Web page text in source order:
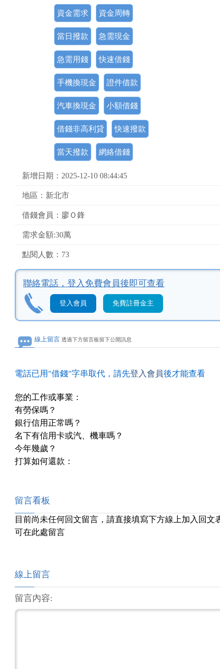
資金需求 資金周轉
當日撥款 急需現金
急需用錢 快速借錢
手機換現金 證件借款
汽車換現金 小額借錢
借錢非高利貸 快速撥款
當天撥款 網絡借錢
新增日期：2025-12-10 08:44:45
地區：新北市
借錢會員：廖Ｏ鋒
需求金額:30萬
點閱人數：73
聯絡電話， 登入免費會員後即可查看
登入會員 免費註冊金主
線上留言 透過下方留言板留下公開訊息
電話已用"借錢"字串取代，請先登入會員後才能查看
您的工作或事業：
有勞保嗎？
銀行信用正常嗎？
名下有信用卡或汽、機車嗎？
今年幾歲？
打算如何還款：
留言看板
目前尚未任何回文留言，請直接填寫下方線上加入回文
可在此處留言
線上留言
留言內容: